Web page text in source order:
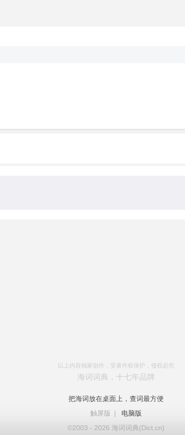
以上内容独家创作，受著作权保护，侵权必究
海词词典，十七年品牌
把海词放在桌面上，查词最方便
触屏版
|
电脑版
©2003 - 2026 海词词典(Dict.cn)